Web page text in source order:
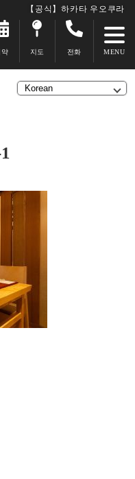
【공식】하카타 우오쿠라
약 지도 전화